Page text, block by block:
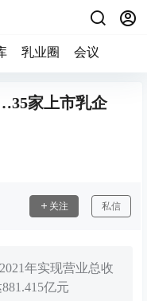
乳业圈 会议
家上市乳企
关注 私信
年实现营业总收
亿元